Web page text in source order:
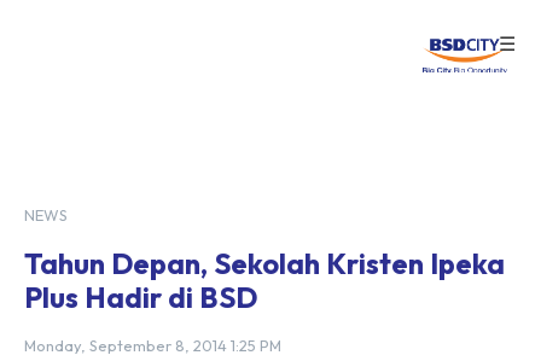
☰
NEWS
Tahun Depan, Sekolah Kristen Ipeka
Plus Hadir di BSD
Monday, September 8, 2014 1:25 PM